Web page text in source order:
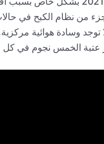
من نظام الكبح في
الخمس نجوم في كل